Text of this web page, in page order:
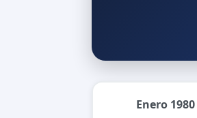
Enero 1980